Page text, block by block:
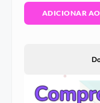
ADICIONAR